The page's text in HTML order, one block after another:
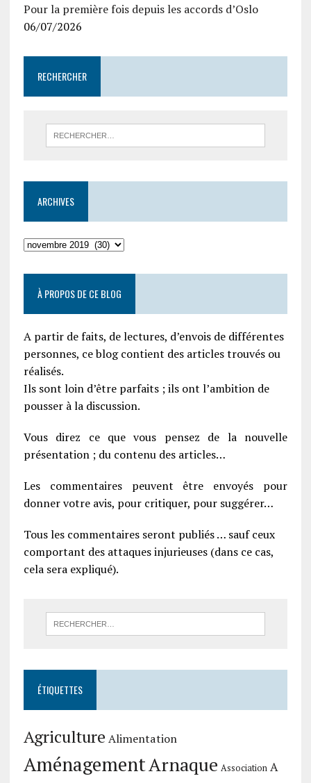
Pour la première fois depuis les accords d’Oslo
06/07/2026
RECHERCHER
ARCHIVES
À PROPOS DE CE BLOG
A partir de faits, de lectures, d’envois de différentes
personnes, ce blog contient des articles trouvés ou
réalisés.
Ils sont loin d’être parfaits ; ils ont l’ambition de
pousser à la discussion.
Vous direz ce que vous pensez de la nouvelle
présentation ; du contenu des articles…
Les commentaires peuvent être envoyés pour
donner votre avis, pour critiquer, pour suggérer…
Tous les commentaires seront publiés … sauf ceux
comportant des attaques injurieuses (dans ce cas,
cela sera expliqué).
ÉTIQUETTES
Agriculture Alimentation
AménagementArnaque Association A